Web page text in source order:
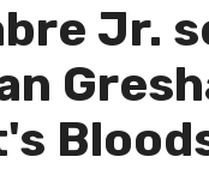
Jr.